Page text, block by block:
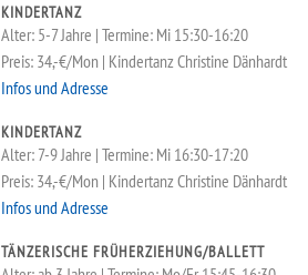
KINDERTANZ
Alter: 5-7 Jahre | Termine: Mi 15:30-16:20
Preis: 34,-€/Mon | Kindertanz Christine Dänhardt
Infos und Adresse
KINDERTANZ
Alter: 7-9 Jahre | Termine: Mi 16:30-17:20
Preis: 34,-€/Mon | Kindertanz Christine Dänhardt
Infos und Adresse
TÄNZERISCHE FRÜHERZIEHUNG/BALLETT